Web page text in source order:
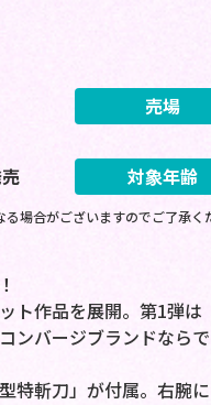
売場
対象年齢
場合がございますのでご了承く
ト作品を展開。第1弾
ンバージブランドなら
特斬刀」が付属。右腕